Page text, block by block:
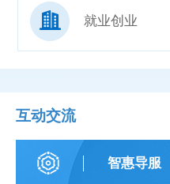
就业创业
互动交流
智惠导服